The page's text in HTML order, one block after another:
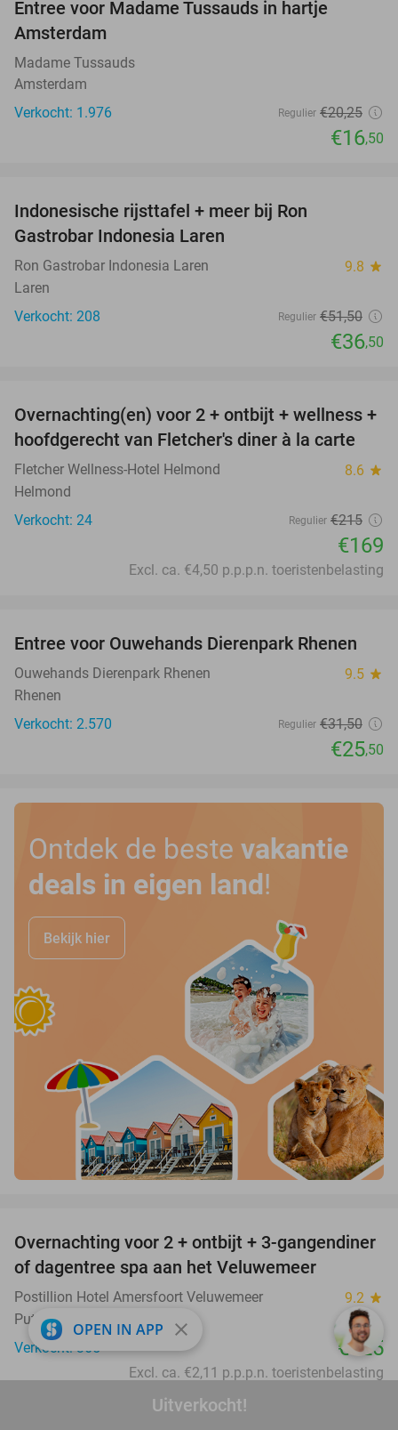
Uitverkocht!
Entree voor Madame Tussauds in hartje
Amsterdam
Madame Tussauds
Amsterdam
Verkocht: 1.976
Regulier €20,25
€16,50
Indonesische rijsttafel + meer bij Ron
Gastrobar Indonesia Laren
Ron Gastrobar Indonesia Laren 9.8 star
Laren
Verkocht: 208
Regulier €51,50
€36,50
21%
Overnachting(en) voor 2 + ontbijt + wellness +
hoofdgerecht van Fletcher's diner à la carte
Fletcher Wellness-Hotel Helmond 8.6 star
Helmond
Verkocht: 24
Regulier €215
€169
Excl. ca. €4,50 p.p.p.n. toeristenbelasting
19%
Entree voor Ouwehands Dierenpark Rhenen
Ouwehands Dierenpark Rhenen 9.5 star
Rhenen
Verkocht: 2.570
Regulier €31,50
€25,50
Ontdek de beste vakantie
deals in eigen land!
Bekijk hier
Overnachting voor 2 + ontbijt + 3-gangendiner
of dagentree spa aan het Veluwemeer
Postillion Hotel Amersfoort Veluwemeer 9.2 star
Putten
Verkocht: 365
€125
Excl. ca. €2,11 p.p.p.n. toeristenbelasting
OPEN IN APP close